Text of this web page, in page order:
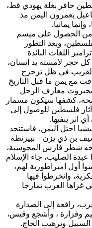
حافر بغلة يهودي قط،
يعمرون اليمن مذ
يمانيا.
من الحصول على ميسم
وبعد التطور
اللغات البائدة
حجر لامسته يد انسان،
القريب في ظل تزحزح
مع يمن ما قبل التاريخ
معارف الرجل
كشفها سيكون مسمار
فلسطين للوصول إلى
اثر ينفيها.
احتل اليمن، فاستنجد
بن ذي يزن – ببيزنطة
وجه شطر فارس المجوسية،
عبدة الصليب، جاء الإسلام
أول امبراطورية لهم،
وانخرطوا فيها
غزاها العرب تمازجا
رافعة إلى الصدارة
وفزارة ، وأشجع وقيس،
وترهيب الحاج.